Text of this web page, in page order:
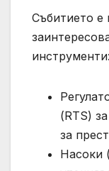
Събитието е
инструменти:
(RTS)
за
Насоки